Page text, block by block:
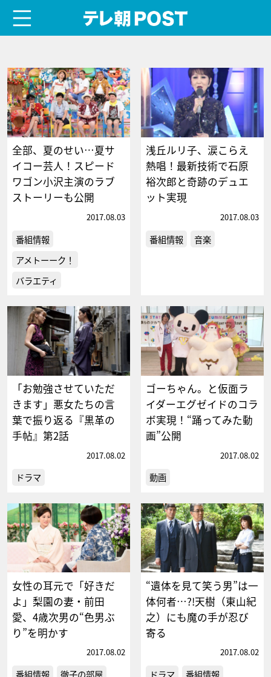
全部、夏のせい…夏サ
イコー芸人！スピード
ワゴン小沢主演のラブ
ストーリーも公開
2017.08.03
番組情報
アメトーーク！
バラエティ
浅丘ルリ子、涙こらえ
熱唱！最新技術で石原
裕次郎と奇跡のデュエ
ット実現
2017.08.03
番組情報 音楽
「お勉強させていただ
きます」悪女たちの言
葉で振り返る『黒革の
手帖』第2話
2017.08.02
ドラマ
ゴーちゃん。と仮面ラ
イダーエグゼイドのコラ
ボ実現！“踊ってみた動
画”公開
2017.08.02
動画
女性の耳元で「好きだ
よ」梨園の妻・前田
愛、4歳次男の“色男ぶ
り”を明かす
2017.08.02
番組情報 徹子の部屋
“遺体を見て笑う男”は一
体何者…?!天樹（東山紀
之）にも魔の手が忍び
寄る
2017.08.02
ドラマ
番組情報